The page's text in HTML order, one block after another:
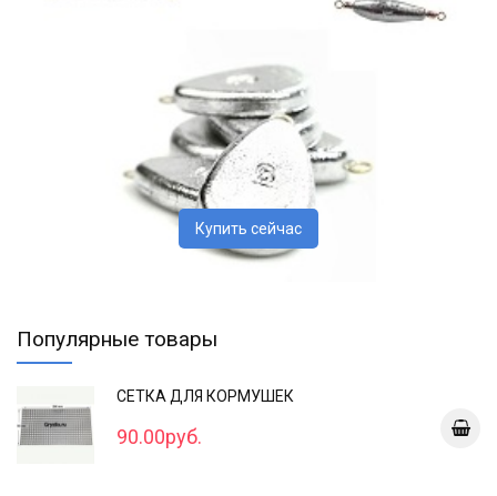
Купить сейчас
Популярные товары
СЕТКА ДЛЯ КОРМУШЕК
90.00руб.